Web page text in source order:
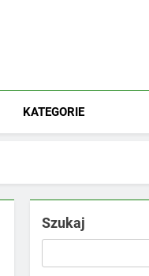
KATEGORIE
Szukaj